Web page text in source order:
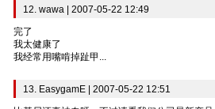
12. wawa | 2007-05-22 12:49
完了
我太健康了
我经常用嘴啃掉趾甲...
13. EasygamE | 2007-05-22 12:51